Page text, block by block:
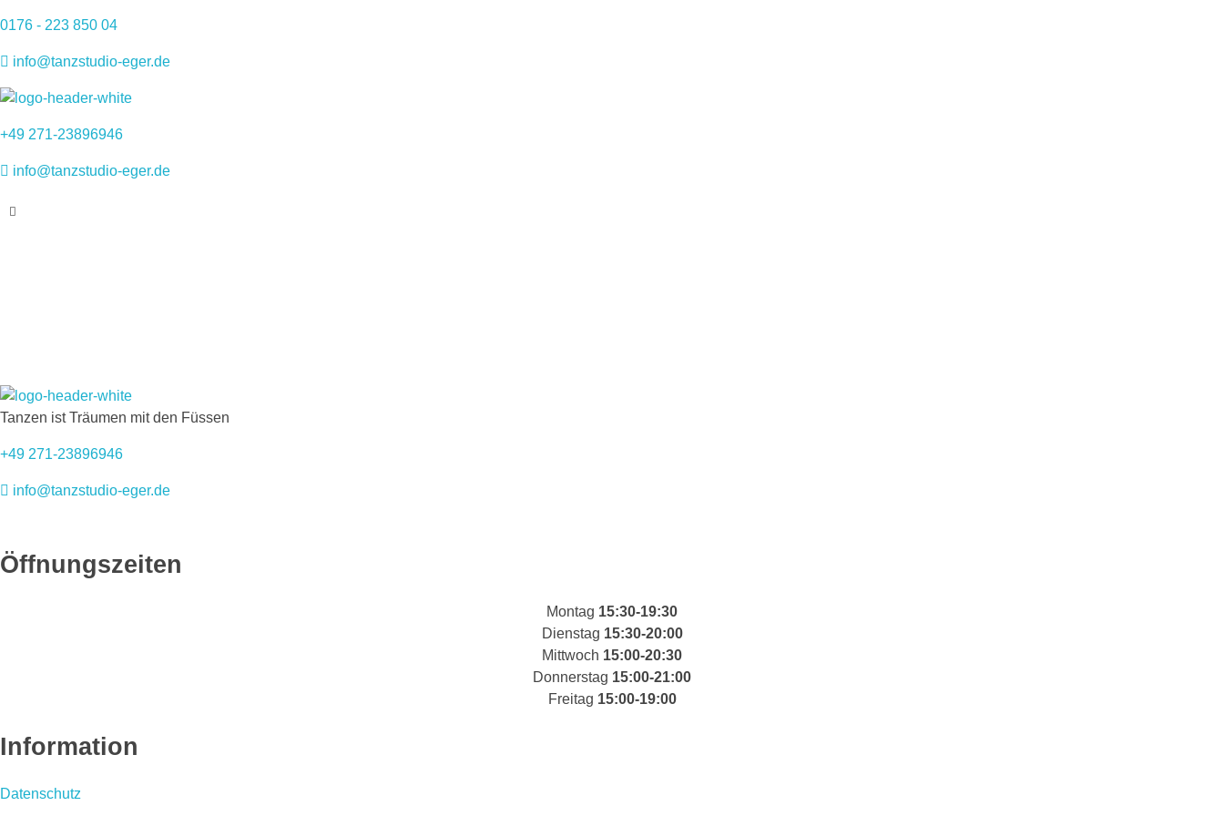
0176 - 223 850 04
info@tanzstudio-eger.de
+49 271-23896946
info@tanzstudio-eger.de
TanzstudiO Eger
Durchs Leben tanzen
Tanzen ist Träumen mit den Füssen
+49 271-23896946
info@tanzstudio-eger.de
Öffnungszeiten
Montag 15:30-19:30
Dienstag 15:30-20:00
Mittwoch 15:00-20:30
Donnerstag 15:00-21:00
Freitag 15:00-19:00
Information
Datenschutz